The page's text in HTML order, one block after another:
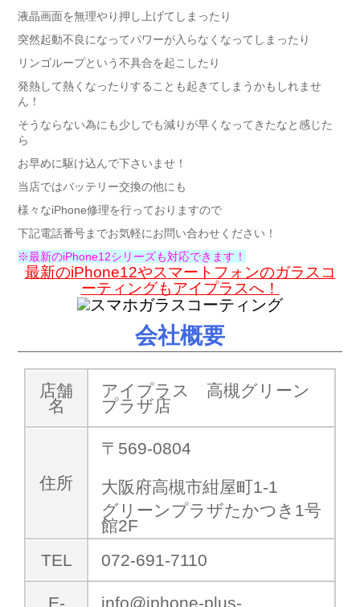
液晶画面を無理やり押し上げてしまったり
突然起動不良になってパワーが入らなくなってしまったり
リンゴループという不具合を起こしたり
発熱して熱くなったりすることも起きてしまうかもしれませ
ん！
そうならない為にも少しでも減りが早くなってきたなと感じた
ら
お早めに駆け込んで下さいませ！
当店ではバッテリー交換の他にも
様々なiPhone修理を行っておりますので
下記電話番号までお気軽にお問い合わせください！
※最新のiPhone12シリーズも対応できます！
最新のiPhone12やスマートフォンのガラスコ
ーティングもアイプラスへ！
会社概要
店舗
名
アイプラス 高槻グリーン
プラザ店
住所
〒569-0804
大阪府高槻市紺屋町1-1
グリーンプラザたかつき1号
館2F
TEL
072-691-7110
E- info@iphone-plus-